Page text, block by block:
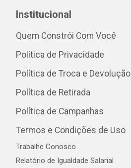
Institucional
Quem Constrói Com Você
Política de Privacidade
Política de Troca e Devolução
Política de Retirada
Política de Campanhas
Termos e Condições de Uso
Trabalhe Conosco
Relatório de Igualdade Salarial